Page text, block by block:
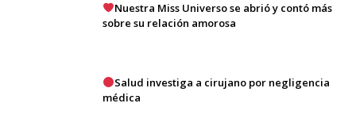
Nuestra Miss Universo se abrió y contó más
sobre su relación amorosa
Salud investiga a cirujano por negligencia
médica